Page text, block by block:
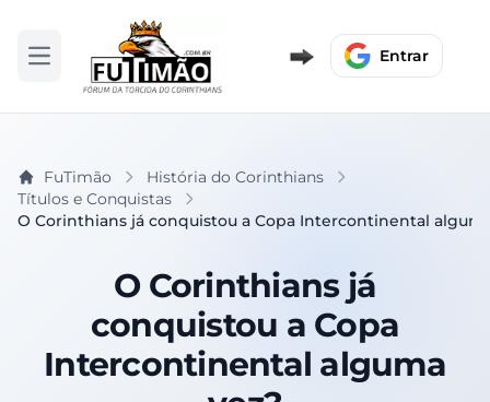
Abrir menu Entrar
FuTimão
História do Corinthians
Títulos e Conquistas
O Corinthians já conquistou a Copa Intercontinental
O Corinthians já
conquistou a Copa
Intercontinental alguma